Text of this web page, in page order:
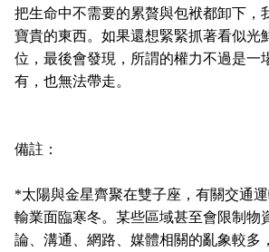
把生命中不需要的累贅與包袱都卸下，
寶貴的東西。如果還想緊緊抓著看似光
位，最後會發現，所謂的權力不過是一
有，也無法帶走。
備註：
*太陽與金星齊聚在雙子座，有關交通
輸業面臨寒冬。某些區域甚至會限制物
論、溝通、網路、媒體相關的亂象較多